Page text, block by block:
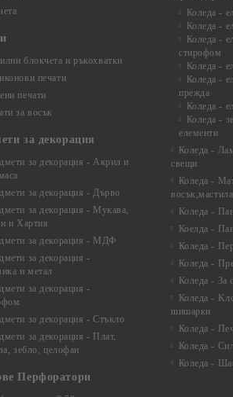
блокчета и ръкохватки
печати
печати
за восък
за декорация
за декорация - Акрил и
за декорация - Дърво
за декорация - Мукава,
и Хартия
за декорация - МДФ
за декорация -
и метал
за декорация -
за декорация - Стъкло
за декорация - Плат,
зебло, целофан
Перфоратори
Коледа -
Коледа -
Коледа -
стирофом
Коледа -
Коледа -
прежда
Коледа -
Коледа -
елементи
Коледа -
свещи
Коледа -
Коледа -
Коелда -
Коледа -
Коледа -
Коледа - За
Коледа -
шишарки
Коледа -
Коледа -
Коледа -